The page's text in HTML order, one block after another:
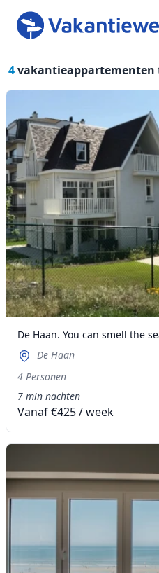
4vakantieappartementen
De Haan
4 Personen
7 min nachten
Vanaf €425 / week